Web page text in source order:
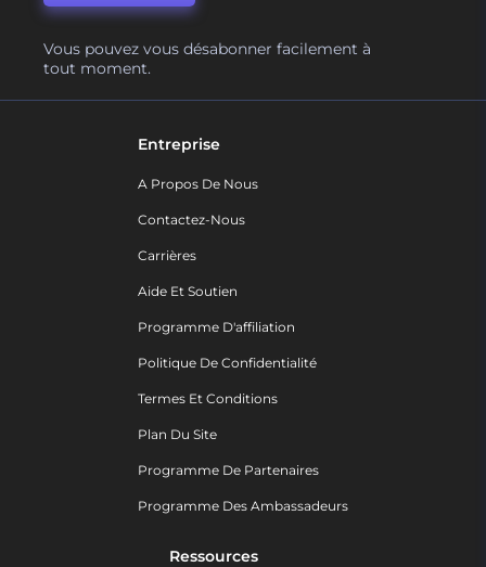
Vous pouvez vous désabonner facilement à
tout moment.
Entreprise
A Propos De Nous
Contactez-Nous
Carrières
Aide Et Soutien
Programme D'affiliation
Politique De Confidentialité
Termes Et Conditions
Plan Du Site
Programme De Partenaires
Programme Des Ambassadeurs
Ressources